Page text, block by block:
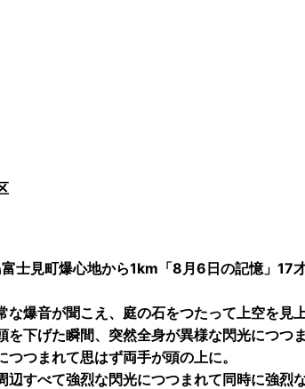
見町爆心地から1km「8月6日の記憶」17
な爆音が聞こえ、庭の石をつたって上空を見
を下げた瞬間、突然全身が異様な閃光につつ
つつまれて思はず両手が頭の上に。
辺すべて強烈な閃光につつまれて同時に強烈